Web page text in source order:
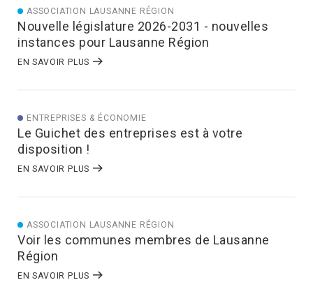
ASSOCIATION LAUSANNE RÉGION
Nouvelle législature 2026-2031 - nouvelles
instances pour Lausanne Région
EN SAVOIR PLUS
ENTREPRISES & ÉCONOMIE
Le Guichet des entreprises est à votre
disposition !
EN SAVOIR PLUS
ASSOCIATION LAUSANNE RÉGION
Voir les communes membres de Lausanne
Région
EN SAVOIR PLUS